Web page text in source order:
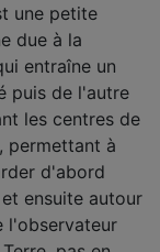
une petite
due à la
entraîne un
puis de l'autre
les centres de
permettant à
d'abord
ensuite autour
l'observateur